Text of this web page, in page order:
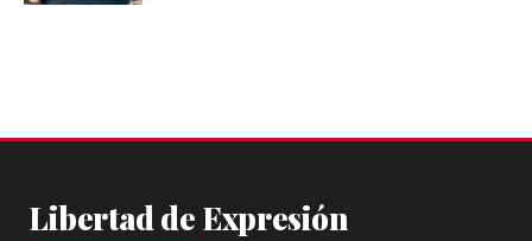
Libertad de Expresión